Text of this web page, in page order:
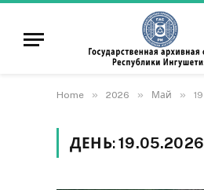
Home » 2026 » Май » 19
ДЕНЬ:19.05.2026